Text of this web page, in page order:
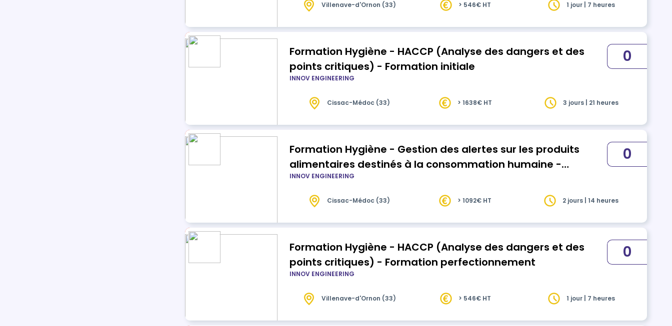
Villenave-d'Ornon (33) > 546€ HT 1 jour | 7 heures
Formation Hygiène - HACCP (Analyse des dangers et des
points critiques) - Formation initiale
INNOV ENGINEERING
0
Cissac-Médoc (33) > 1638€ HT 3 jours | 21 heures
Formation Hygiène - Gestion des alertes sur les produits
alimentaires destinés à la consommation humaine -
Formation initiale
INNOV ENGINEERING
0
Cissac-Médoc (33) > 1092€ HT 2 jours | 14 heures
Formation Hygiène - HACCP (Analyse des dangers et des
points critiques) - Formation perfectionnement
INNOV ENGINEERING
0
Villenave-d'Ornon (33) > 546€ HT 1 jour | 7 heures